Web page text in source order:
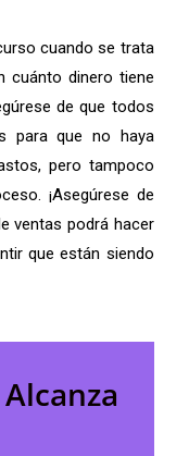
cuando se trata
cuánto dinero tiene
de que todos
para que no haya
pero tampoco
¡Asegúrese de
ventas podrá hacer
que están siendo